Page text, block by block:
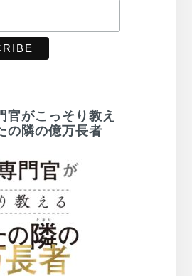
官がこっそり教え
隣の億万長者